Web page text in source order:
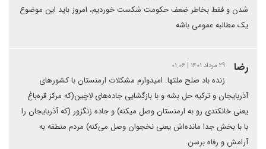
شدن و فقط بخاطر ضعف حکومت شکست خوردیم، امروز باید این موضوع
یک مطالبه عمومی باشه
رضا ۲۹ مرداد ۱۴۰۱ | ۰۱:۰۶
زنده باد صلح ملتها. امیدوارم مشکلات ارمنستان با کشورهای
آذربایجان و ترکیه حل بشه و با بازگشایی جاده‌های لاچین(که مرکز قره‌باغ
یعنی خانکندی رو به ارمنستان وصل میکنه) و جاده زنگزور (که آذربایجان را
با با بخش جدا مانده‌اش یعنی نخجوان وصل می‌کنه) مردم منطقه به
آرامش و رفاه برسن.